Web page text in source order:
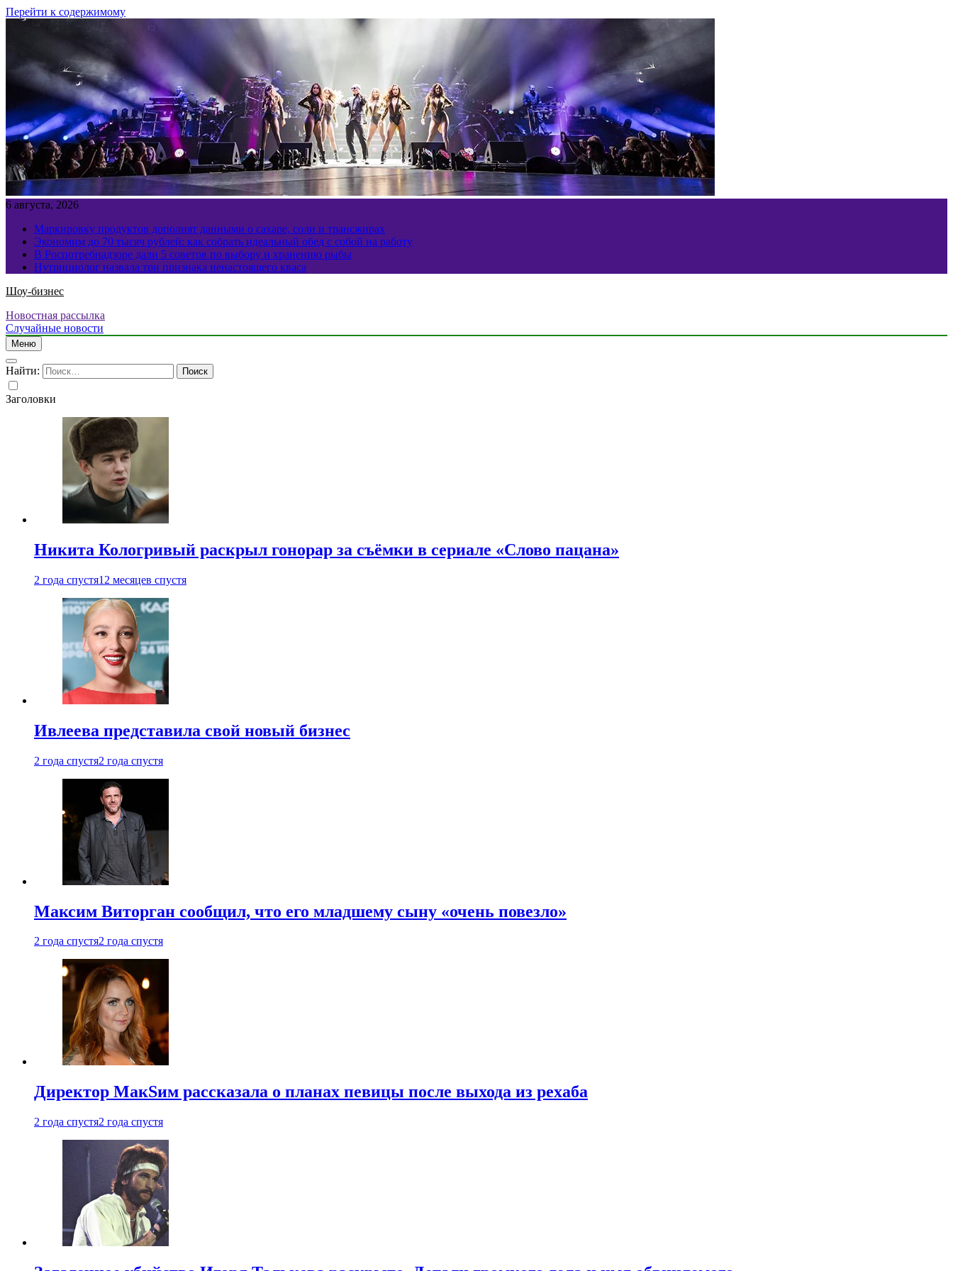
Перейти к содержимому
6 августа, 2026
Маркировку продуктов дополнят данными о сахаре, соли и трансжирах
Экономим до 70 тысяч рублей: как собрать идеальный обед с собой на работу
В Роспотребнадзоре дали 5 советов по выбору и хранению рыбы
Нутрициолог назвала три признака ненастоящего кваса
Шоу-бизнес
Новостная рассылка
Случайные новости
Меню
Найти:
Заголовки
Никита Кологривый раскрыл гонорар за съёмки в сериале «Слово пацана»
2 года спустя12 месяцев спустя
Ивлеева представила свой новый бизнес
2 года спустя2 года спустя
Максим Виторган сообщил, что его младшему сыну «очень повезло»
2 года спустя2 года спустя
Директор МакSим рассказала о планах певицы после выхода из рехаба
2 года спустя2 года спустя